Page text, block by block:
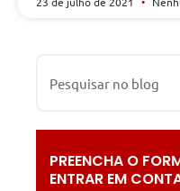
PREENCHA O
ENTRAR EM